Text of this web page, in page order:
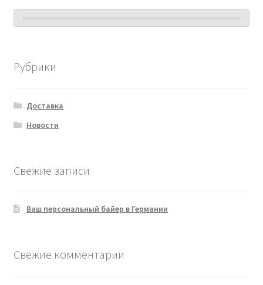
Рубрики
Доставка
Новости
Свежие записи
Ваш персональный байер в Германии
Свежие комментарии